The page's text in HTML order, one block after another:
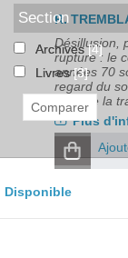
R.
Désillusion,
rupture : le
années 70
regard du
analyse la
Plus
Disponible
Section
Archives[4]
Livres[3]